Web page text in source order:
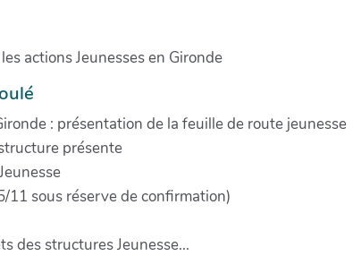
actions Jeunesses en Gironde
: présentation de la feuille de route jeunesse
présente
11 sous réserve de confirmation)
des structures Jeunesse...